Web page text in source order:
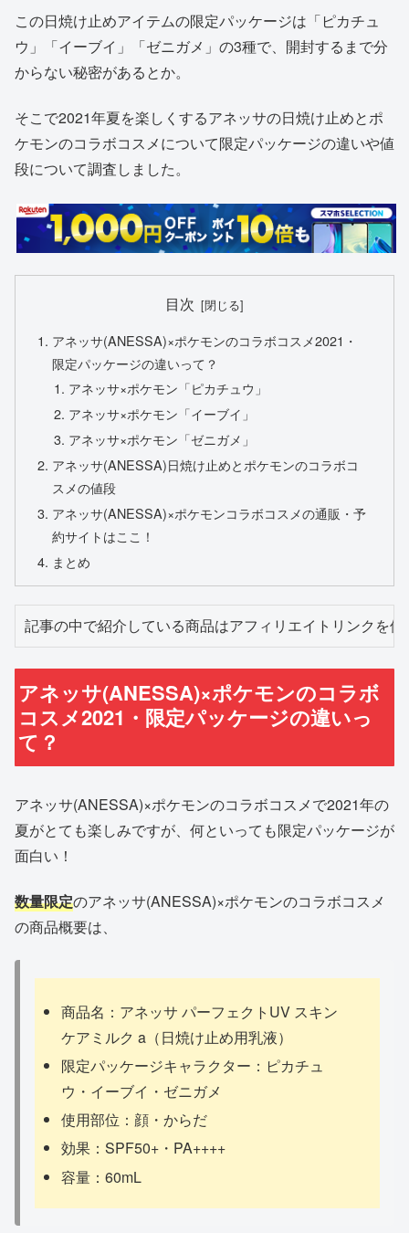
この日焼け止めアイテムの限定パッケージは「ピカチュ
ウ」「イーブイ」「ゼニガメ」の3種で、開封するまで分
からない秘密があるとか。
そこで2021年夏を楽しくするアネッサの日焼け止めとポ
ケモンのコラボコスメについて限定パッケージの違いや値
段について調査しました。
目次
アネッサ(ANESSA)×ポケモンのコラボコスメ2021・
限定パッケージの違いって？
アネッサ×ポケモン「ピカチュウ」
アネッサ×ポケモン「イーブイ」
アネッサ×ポケモン「ゼニガメ」
アネッサ(ANESSA)日焼け止めとポケモンのコラボコ
スメの値段
アネッサ(ANESSA)×ポケモンコラボコスメの通販・予
約サイトはここ！
まとめ
記事の中で紹介している商品はアフィリエイトリンクを
アネッサ(ANESSA)×ポケモンのコラボ
コスメ2021・限定パッケージの違いっ
て？
アネッサ(ANESSA)×ポケモンのコラボコスメで2021年の
夏がとても楽しみですが、何といっても限定パッケージが
面白い！
数量限定のアネッサ(ANESSA)×ポケモンのコラボコスメ
の商品概要は、
商品名：アネッサ パーフェクトUV スキン
ケアミルク a（日焼け止め用乳液）
限定パッケージキャラクター：ピカチュ
ウ・イーブイ・ゼニガメ
使用部位：顔・からだ
効果：SPF50+・PA++++
容量：60mL